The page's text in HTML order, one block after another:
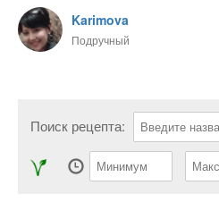
Karimova
Подручный
Поиск рецепта: